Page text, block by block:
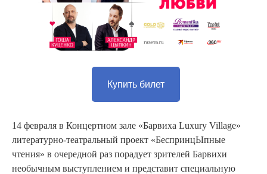
Купить билет
14 февраля в Концертном зале «Барвиха Luxury Village»
литературно-театральный проект «БеспринцЫпные
чтения» в очередной раз порадует зрителей Барвихи
необычным выступлением и представит специальную